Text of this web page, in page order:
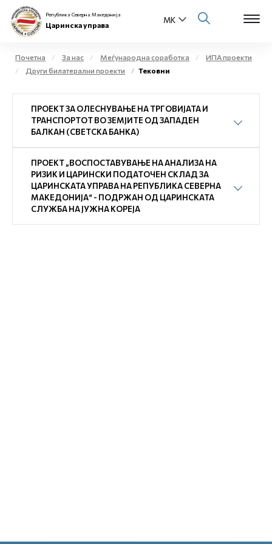
Физички лица
Бизнис заедница
Е-Царина
Медиа центар
Република Северна Македонија
Царинска управа
Почетна За нас Меѓународна соработка
ИПА проекти
Други билатерални проекти
Тековни
ПРОЕКТ ЗА ОЛЕСНУВАЊЕ НА ТРГОВИЈАТА И
ТРАНСПОРТОТ ВО ЗЕМЈИТЕ ОД ЗАПАДЕН
БАЛКАН (СВЕТСКА БАНКА)
ПРОЕКТ „ВОСПОСТАВУВАЊЕ НА АНАЛИЗА НА
РИЗИК И ЦАРИНСКИ ПОДАТОЧЕН СКЛАД ЗА
ЦАРИНСКАТА УПРАВА НА РЕПУБЛИКА СЕВЕРНА
МАКЕДОНИЈА“ - ПОДРЖАН ОД ЦАРИНСКАТА
СЛУЖБА НА ЈУЖНА КОРЕЈА